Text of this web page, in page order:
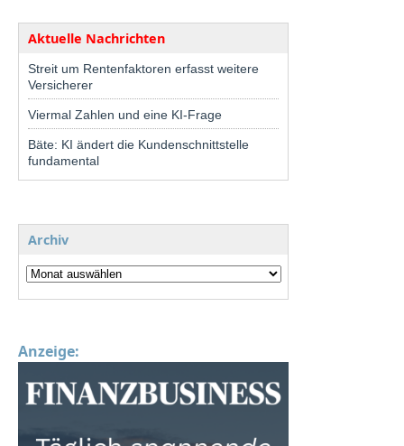
Aktuelle Nachrichten
Streit um Rentenfaktoren erfasst weitere
Versicherer
Viermal Zahlen und eine KI-Frage
Bäte: KI ändert die Kundenschnittstelle
fundamental
Archiv
Anzeige: